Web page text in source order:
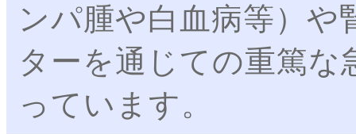
ンパ腫や白血病等）や
ターを通じての重篤な
っています。